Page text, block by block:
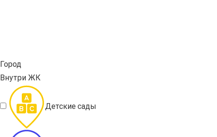
Город
Внутри ЖК
Детские сады